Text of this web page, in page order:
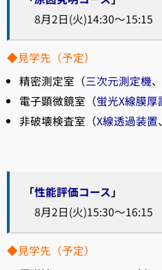
8月2日(火)14:30～15:15
◆見学先（予定）
精密測定室（三次元測定機、
電子顕微鏡室（蛍光X線膜厚
非破壊検査室（X線透過装置、
「性能評価コース」
8月2日(火)15:30～16:15
◆見学先（予定）